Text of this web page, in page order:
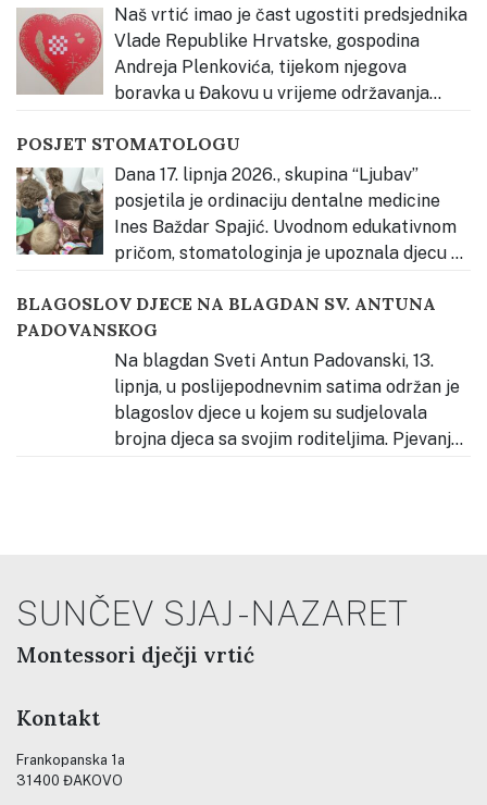
nakon čega je okupljene pozdravila s. Estera Radičević,
predstavnica Osnivača Dječjeg…
Naš vrtić imao je čast ugostiti predsjednika
Vlade Republike Hrvatske, gospodina
Andreja Plenkovića, tijekom njegova
boravka u Đakovu u vrijeme održavanja
pjesmom te mu uručila prigodan poklon – dječji rad
izrađen povodom Đakovačkih vezova, kao znak
dobrodošlice i ljubavi prema našem gradu, Slavoniji…
POSJET STOMATOLOGU
Dana 17. lipnja 2026., skupina “Ljubav”
posjetila je ordinaciju dentalne medicine
Ines Baždar Spajić. Uvodnom edukativnom
pričom, stomatologinja je upoznala djecu sa
zube. Djeca su se potom hrabro “provozala” na
stomatološkoj stolici i čistili naslage na modelu zubala
kako bi vidjeli kako…
BLAGOSLOV DJECE NA BLAGDAN SV. ANTUNA
PADOVANSKOG
Na blagdan Sveti Antun Padovanski, 13.
lipnja, u poslijepodnevnim satima održan je
blagoslov djece u kojem su sudjelovala
brojna djeca sa svojim roditeljima. Pjevanje
SUNČEV SJAJ - NAZARET
Montessori dječji vrtić
Kontakt
Frankopanska 1a
31400 ĐAKOVO